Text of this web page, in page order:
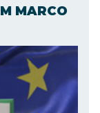
MARCO